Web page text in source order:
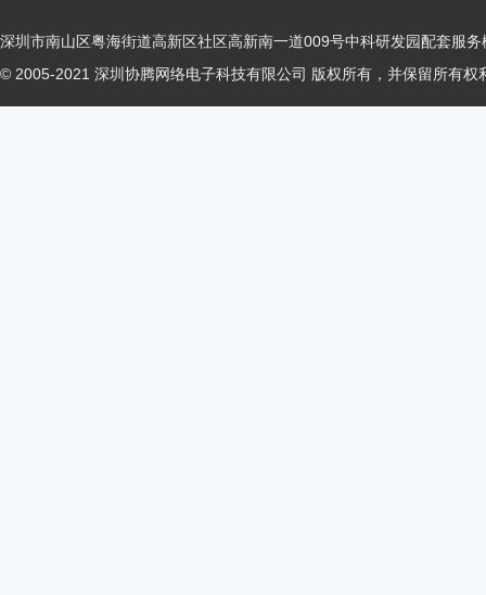
深圳市南山区粤海街道高新区社区高新南一道009号中科研发园配套服务
© 2005-2021 深圳协腾网络电子科技有限公司 版权所有，并保留所有权